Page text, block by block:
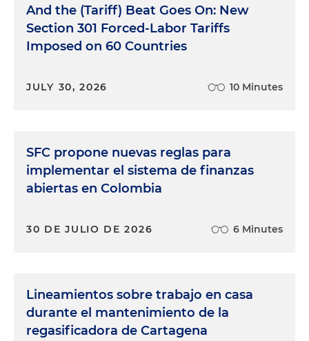
And the (Tariff) Beat Goes On: New
Section 301 Forced-Labor Tariffs
Imposed on 60 Countries
JULY 30, 2026 10 Minutes
SFC propone nuevas reglas para
implementar el sistema de finanzas
abiertas en Colombia
30 DE JULIO DE 2026 6 Minutes
Lineamientos sobre trabajo en casa
durante el mantenimiento de la
regasificadora de Cartagena